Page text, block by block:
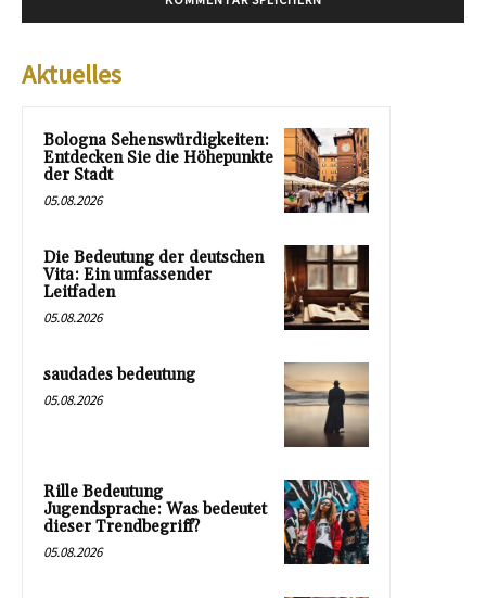
Aktuelles
Bologna Sehenswürdigkeiten:
Entdecken Sie die Höhepunkte
der Stadt
05.08.2026
Die Bedeutung der deutschen
Vita: Ein umfassender
Leitfaden
05.08.2026
saudades bedeutung
05.08.2026
Rille Bedeutung
Jugendsprache: Was bedeutet
dieser Trendbegriff?
05.08.2026